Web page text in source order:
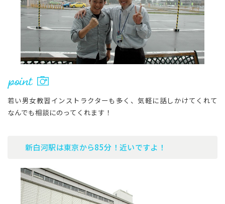
若い男女教習インストラクターも多く、気軽に話しかけてくれて
なんでも相談にのってくれます！
新白河駅は東京から85分！近いですよ！